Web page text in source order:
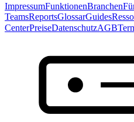
ImpressumFunktionenBranchen
TeamsReportsGlossarGuides
CenterPreiseDatenschutzAGB